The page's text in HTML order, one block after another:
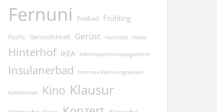
Fernuni Freibad Frühling
Fuchs Gemüslichkeit Gerüst Hammett Heide
Hinterhof IKEA Informationsmanagement
Insulanerbad Internes Rechnungswesen
Kamillentee Kino Klausur